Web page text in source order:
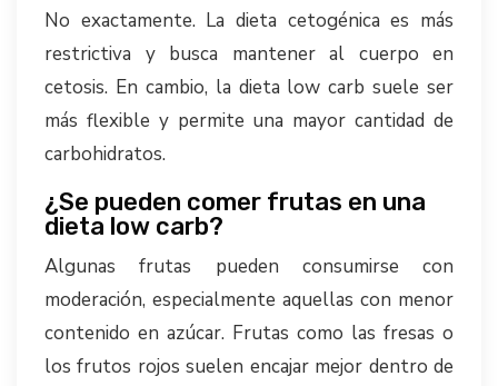
No exactamente. La dieta cetogénica es más
restrictiva y busca mantener al cuerpo en
cetosis. En cambio, la dieta low carb suele ser
más flexible y permite una mayor cantidad de
carbohidratos.
¿Se pueden comer frutas en una
dieta low carb?
Algunas frutas pueden consumirse con
moderación, especialmente aquellas con menor
contenido en azúcar. Frutas como las fresas o
los frutos rojos suelen encajar mejor dentro de